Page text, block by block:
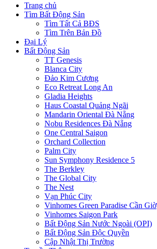
Trang chủ
Tìm Bất Động Sản
Tìm Tất Cả BĐS
Tìm Trên Bản Đồ
Đại Lý
Bất Động Sản
TT Genesis
Blanca City
Đảo Kim Cương
Eco Retreat Long An
Gladia Heights
Haus Coastal Quảng Ngãi
Mandarin Oriental Đà Nẵng
Nobu Residences Đà Nẵng
One Central Saigon
Orchard Collection
Palm City
Sun Symphony Residence 5
The Berkley
The Global City
The Nest
Vạn Phúc City
Vinhomes Green Paradise Cần Giờ
Vinhomes Saigon Park
Bất Động Sản Nước Ngoài (OPI)
Bất Động Sản Độc Quyền
Cập Nhật Thị Trường